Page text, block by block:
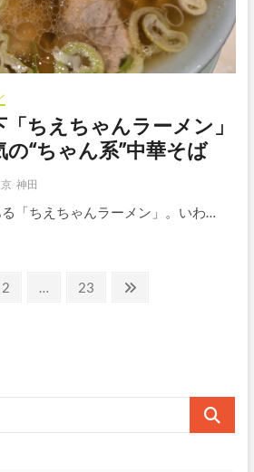
ちえちゃんラーメン」
“ちゃん系”中華そば
神田
「ちえちゃんラーメン」。いわ…
固
2 …
固
23
次
索…